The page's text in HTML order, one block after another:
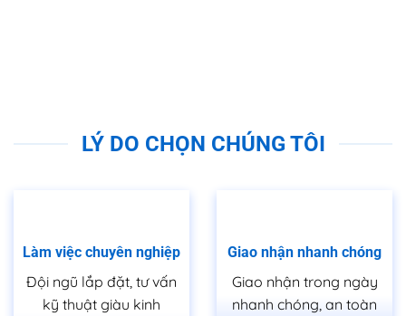
LÝ DO CHỌN CHÚNG TÔI
Làm việc chuyên nghiệp
Đội ngũ lắp đặt, tư vấn
kỹ thuật giàu kinh
Giao nhận nhanh chóng
Giao nhận trong ngày
nhanh chóng, an toàn